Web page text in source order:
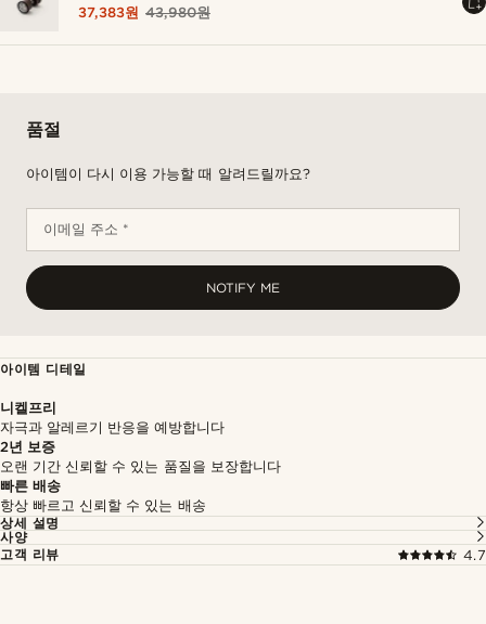
37,383원 43,980원
품절
아이템이 다시 이용 가능할 때 알려드릴까요?
이메일 주소 *
NOTIFY ME
아이템 디테일
니켈프리
자극과 알레르기 반응을 예방합니다
2년 보증
오랜 기간 신뢰할 수 있는 품질을 보장합니다
빠른 배송
항상 빠르고 신뢰할 수 있는 배송
상세 설명
사양
고객 리뷰
4.7